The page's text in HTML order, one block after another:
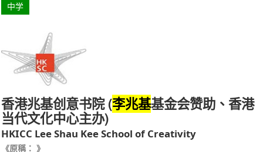
中学
香港兆基创意书院 (李兆基基金会赞助、香港
当代文化中心主办)
HKICC Lee Shau Kee School of Creativity
《原稱： 》